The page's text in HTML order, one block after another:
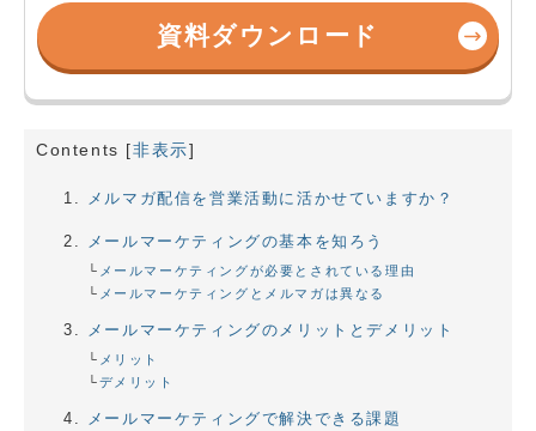
資料ダウンロード
Contents [非表示]
メルマガ配信を営業活動に活かせていますか？
メールマーケティングの基本を知ろう
メールマーケティングが必要とされている理由
メールマーケティングとメルマガは異なる
メールマーケティングのメリットとデメリット
メリット
デメリット
メールマーケティングで解決できる課題